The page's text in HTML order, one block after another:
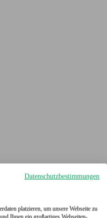
Datenschutzbestimmungen
platzieren, um unsere Webseite zu